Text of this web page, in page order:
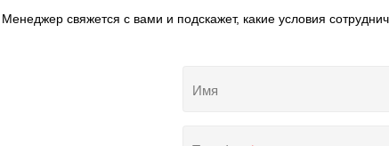
Менеджер свяжется с вами и подскажет, какие условия
Имя